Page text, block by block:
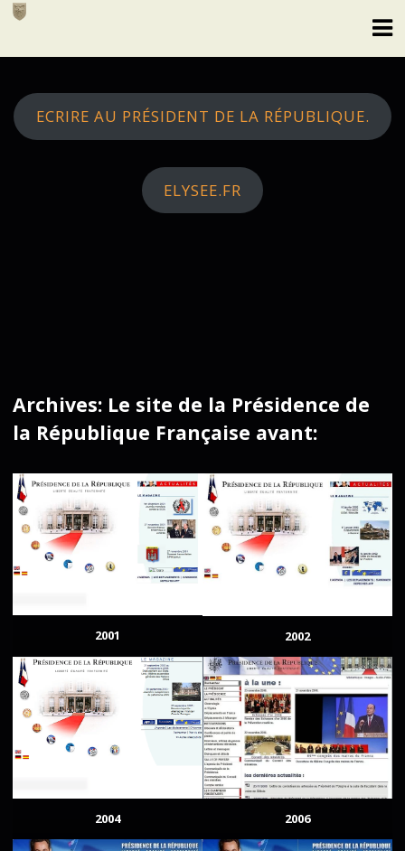
Skip
ECRIRE AU PRÉSIDENT DE LA RÉPUBLIQUE.
ELYSEE.FR
Archives: Le site de la Présidence de
la République Française avant:
2001 2002
2004 2006